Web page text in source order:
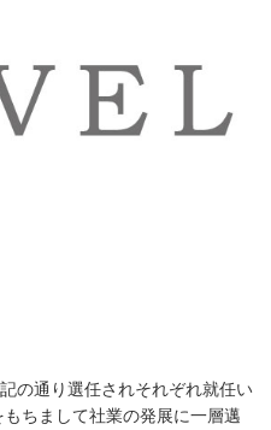
の通り選任されそれぞれ就任い